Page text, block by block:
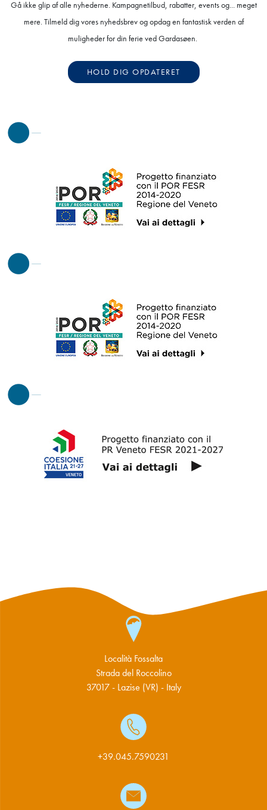
Gå ikke glip af alle nyhederne. Kampagnetilbud, rabatter, events og... meget
mere. Tilmeld dig vores nyhedsbrev og opdag en fantastisk verden af
muligheder for din ferie ved Gardasøen.
HOLD DIG OPDATERET
Località Fossalta
Strada del Roccolino
37017 - Lazise (VR) - Italy
+39.045.7590231